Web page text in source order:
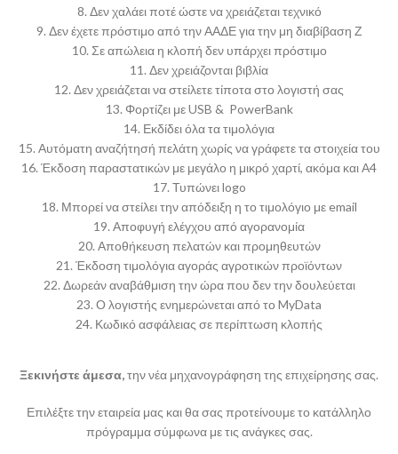
8. Δεν χαλάει ποτέ ώστε να χρειάζεται τεχνικό
9. Δεν έχετε πρόστιμο από την ΑΑΔΕ για την μη διαβίβαση Ζ
10. Σε απώλεια η κλοπή δεν υπάρχει πρόστιμο
11. Δεν χρειάζονται βιβλία
12. Δεν χρειάζεται να στείλετε τίποτα στο λογιστή σας
13. Φορτίζει με USB & PowerBank
14. Εκδίδει όλα τα τιμολόγια
15. Αυτόματη αναζήτησή πελάτη χωρίς να γράφετε τα στοιχεία του
16. Έκδοση παραστατικών με μεγάλο η μικρό χαρτί, ακόμα και Α4
17. Τυπώνει logo
18. Μπορεί να στείλει την απόδειξη η το τιμολόγιο με email
19. Αποφυγή ελέγχου από αγορανομία
20. Αποθήκευση πελατών και προμηθευτών
21. Έκδοση τιμολόγια αγοράς αγροτικών προϊόντων
22. Δωρεάν αναβάθμιση την ώρα που δεν την δουλεύεται
23. Ο λογιστής ενημερώνεται από το MyData
24. Κωδικό ασφάλειας σε περίπτωση κλοπής
Ξεκινήστε άμεσα,την νέα μηχανογράφηση της επιχείρησης σας.
Επιλέξτε την εταιρεία μας και θα σας προτείνουμε το κατάλληλο
πρόγραμμα σύμφωνα με τις ανάγκες σας.